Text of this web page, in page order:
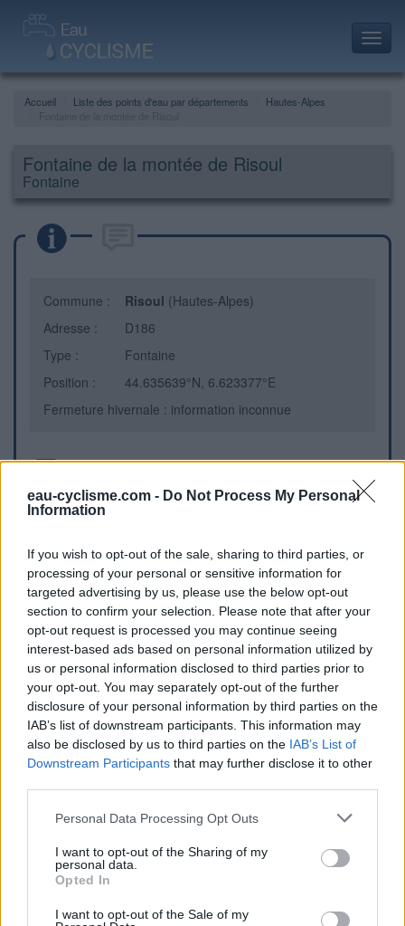
eau-cyclisme.com - Do Not Process My Personal
Information
If you wish to opt-out of the sale, sharing to third parties, or
processing of your personal or sensitive information for
targeted advertising by us, please use the below opt-out
section to confirm your selection. Please note that after your
opt-out request is processed you may continue seeing
interest-based ads based on personal information utilized by
us or personal information disclosed to third parties prior to
your opt-out. You may separately opt-out of the further
disclosure of your personal information by third parties on the
IAB’s list of downstream participants. This information may
also be disclosed by us to third parties on the IAB’s List of
Downstream Participants that may further disclose it to other
Personal Data Processing Opt Outs
I want to opt-out of the Sharing of my
personal data.
Opted In
I want to opt-out of the Sale of my
Accueil Liste des points d'eau par départements
Hautes-Alpes
Fontaine de la montée de Risoul
Fontaine
Commune : Risoul (Hautes-Alpes)
Adresse :
D186
Type :
Fontaine
Position :
44.635639°N, 6.623377°E
Fermeture hivernale : information inconnue
Une fontaine se trouve sur la droite de la chaussée dans la
Repères visuels
Afficher la carte